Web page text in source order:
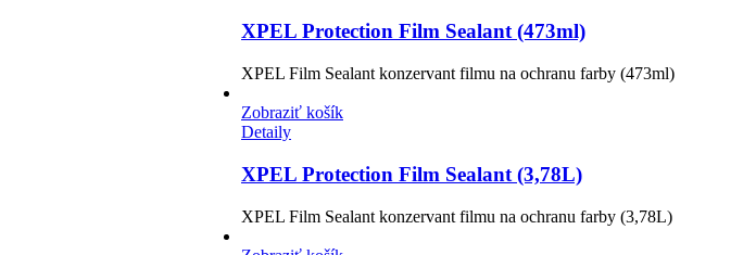
XPEL Protection Film Sealant (473ml)
XPEL Film Sealant konzervant filmu na ochranu farby (473ml)
Zobraziť košík
Detaily
XPEL Protection Film Sealant (3,78L)
XPEL Film Sealant konzervant filmu na ochranu farby (3,78L)